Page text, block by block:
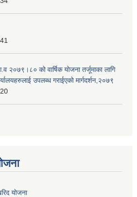
२०७९।८० को वार्षिक योजना तर्जूमाका लागि
उपलब्ध गराईएको मार्गदर्शन,२०७९
योजना